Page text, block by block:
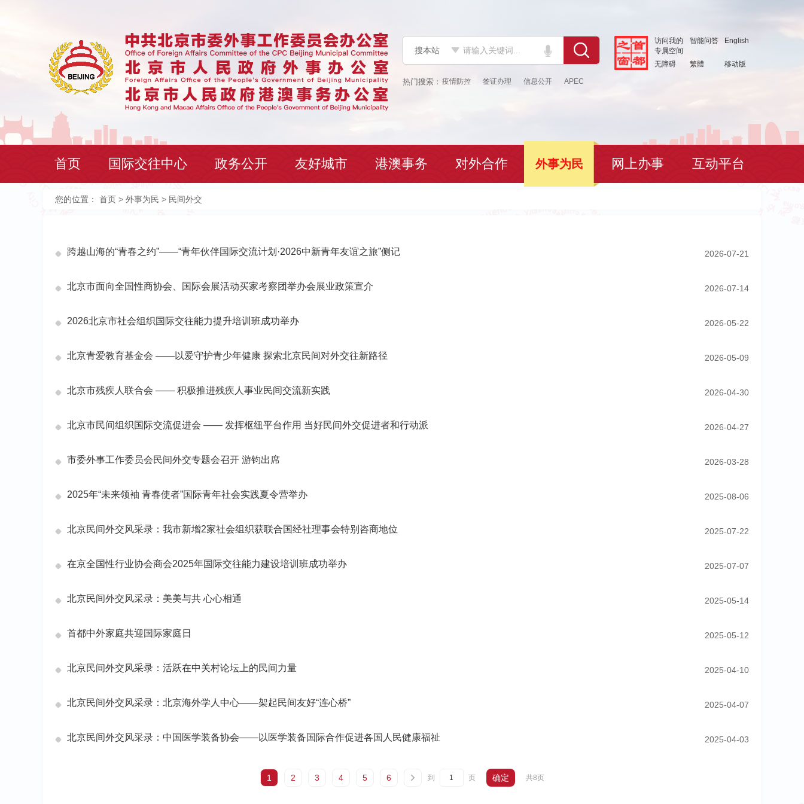
搜本站
疫情防控 签证办理 信息公开 APEC
访问我的
专属空间
智能问答 English
无障碍 繁體 移动版
首页 国际交往中心 政务公开 友好城市 港澳事务 对外合作 外事为民 网上办事 互动平台
您的位置： 首页 > 外事为民 > 民间外交
跨越山海的“青春之约”——“青年伙伴国际交流计划·2026中新青年友谊之旅”侧记 2026-07-21
北京市面向全国性商协会、国际会展活动买家考察团举办会展业政策宣介 2026-07-14
2026北京市社会组织国际交往能力提升培训班成功举办 2026-05-22
北京青爱教育基金会 ——以爱守护青少年健康 探索北京民间对外交往新路径 2026-05-09
北京市残疾人联合会 —— 积极推进残疾人事业民间交流新实践 2026-04-30
北京市民间组织国际交流促进会 —— 发挥枢纽平台作用 当好民间外交促进者和行动派 2026-04-27
市委外事工作委员会民间外交专题会召开 游钧出席 2026-03-28
2025年“未来领袖 青春使者”国际青年社会实践夏令营举办 2025-08-06
北京民间外交风采录：我市新增2家社会组织获联合国经社理事会特别咨商地位 2025-07-22
在京全国性行业协会商会2025年国际交往能力建设培训班成功举办 2025-07-07
北京民间外交风采录：美美与共 心心相通 2025-05-14
首都中外家庭共迎国际家庭日 2025-05-12
北京民间外交风采录：活跃在中关村论坛上的民间力量 2025-04-10
北京民间外交风采录：北京海外学人中心——架起民间友好“连心桥” 2025-04-07
北京民间外交风采录：中国医学装备协会——以医学装备国际合作促进各国人民健康福祉 2025-04-03
1 2 3 4 5 6 到 页 确定 共8页